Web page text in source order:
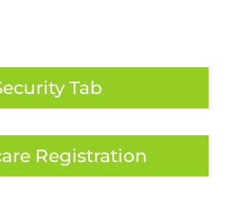
Tab
Registration